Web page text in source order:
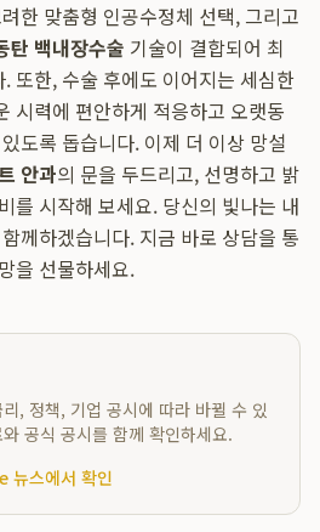
한 맞춤형 인공수정체 선택, 그리고
탄 백내장수술 기술이 결합되어 최
또한, 수술 후에도 이어지는 세심한
시력에 편안하게 적응하고 오랫동
도록 돕습니다. 이제 더 이상 망설
안과의 문을 두드리고, 선명하고 밝
를 시작해 보세요. 당신의 빛나는 내
께하겠습니다. 지금 바로 상담을 통
을 선물하세요.
, 정책, 기업 공시에 따라 바뀔 수 있
공식 공시를 함께 확인하세요.
뉴스에서 확인